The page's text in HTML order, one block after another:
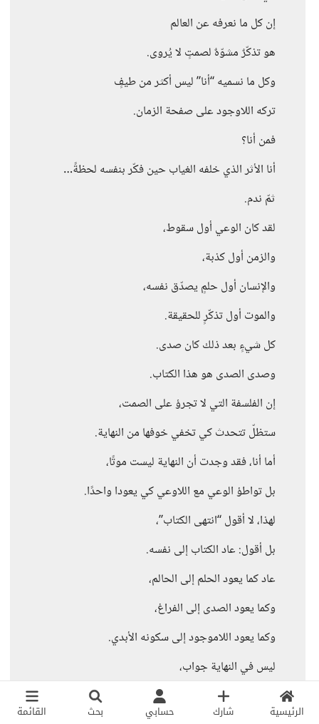
الرئيسية شارك حسابي بحث القائمة
إن كل ما نعرفه عن العالم
هو تذكّرٌ مشوّهٌ لصمتٍ لا يُروى.
وكل ما نسميه “أنا” ليس أكثر من طيفٍ
تركه اللاوجود على صفحة الزمان.
فمن أنا؟
أنا الأثر الذي خلفه الغياب حين فكّر بنفسه لحظةً…
ثمّ ندم.
لقد كان الوعي أول سقوط،
والزمن أول كذبة،
والإنسان أول حلمٍ يصدّق نفسه،
والموت أول تذكّرٍ للحقيقة.
كل شيءٍ بعد ذلك كان صدى.
وصدى الصدى هو هذا الكتاب.
إن الفلسفة التي لا تجرؤ على الصمت،
ستظلّ تتحدث كي تخفي خوفها من النهاية.
أما أنا، فقد وجدت أن النهاية ليست موتًا،
بل تواطؤ الوعي مع اللاوعي كي يعودا واحدًا.
لهذا، لا أقول “انتهى الكتاب”،
بل أقول: عاد الكتاب إلى نفسه.
عاد كما يعود الحلم إلى الحالم،
وكما يعود الصدى إلى الفراغ،
وكما يعود اللاموجود إلى سكونه الأبدي.
ليس في النهاية جواب،
لأن السؤال هو الحياة،